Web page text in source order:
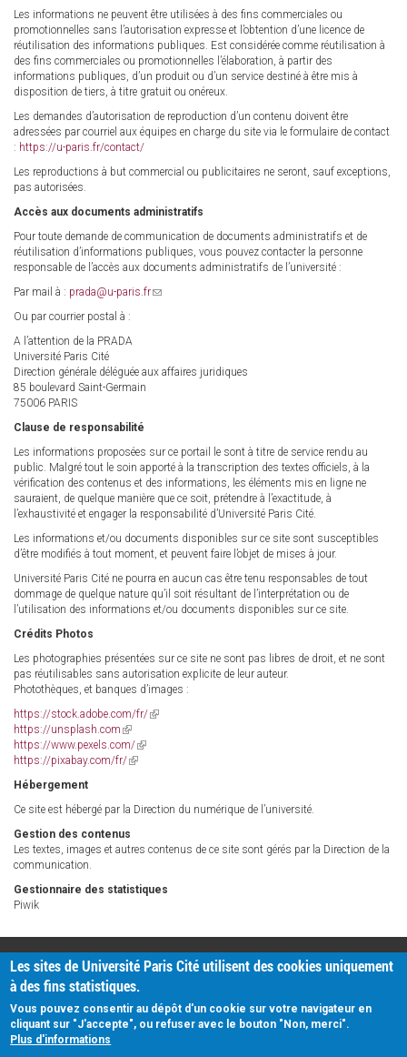
Les informations ne peuvent être utilisées à des fins commerciales ou
promotionnelles sans l’autorisation expresse et l’obtention d’une licence de
réutilisation des informations publiques. Est considérée comme réutilisation à
des fins commerciales ou promotionnelles l’élaboration, à partir des
informations publiques, d’un produit ou d’un service destiné à être mis à
disposition de tiers, à titre gratuit ou onéreux.
Les demandes d’autorisation de reproduction d’un contenu doivent être
adressées par courriel aux équipes en charge du site via le formulaire de contact
: https://u-paris.fr/contact/
Les reproductions à but commercial ou publicitaires ne seront, sauf exceptions,
pas autorisées.
Accès aux documents administratifs
Pour toute demande de communication de documents administratifs et de
réutilisation d’informations publiques, vous pouvez contacter la personne
responsable de l’accès aux documents administratifs de l’université :
Par mail à : prada@u-paris.fr(link
Ou par courrier postal à :
A l’attention de la PRADA
Université Paris Cité
Direction générale déléguée aux affaires juridiques
85 boulevard Saint-Germain
75006 PARIS
Clause de responsabilité
Les informations proposées sur ce portail le sont à titre de service rendu au
public. Malgré tout le soin apporté à la transcription des textes officiels, à la
vérification des contenus et des informations, les éléments mis en ligne ne
sauraient, de quelque manière que ce soit, prétendre à l’exactitude, à
l’exhaustivité et engager la responsabilité d’Université Paris Cité.
Les informations et/ou documents disponibles sur ce site sont susceptibles
d’être modifiés à tout moment, et peuvent faire l’objet de mises à jour.
Université Paris Cité ne pourra en aucun cas être tenu responsables de tout
dommage de quelque nature qu’il soit résultant de l’interprétation ou de
l’utilisation des informations et/ou documents disponibles sur ce site.
Crédits Photos
Les photographies présentées sur ce site ne sont pas libres de droit, et ne sont
pas réutilisables sans autorisation explicite de leur auteur.
Photothèques, et banques d’images :
https://stock.adobe.com/fr/(link
https://unsplash.com (link
is
external)
https://www.pexels.com/(link
is
https://pixabay.com/fr/(link
Hébergement
Ce site est hébergé par la Direction du numérique de l’université.
Gestion des contenus
Les textes, images et autres contenus de ce site sont gérés par la Direction de la
communication.
Gestionnaire des statistiques
Piwik
PRATIQUE
Plan d'accès
Intranet
Mentions légales
Données personnelles
Les sites de Université Paris Cité utilisent des cookies uniquement
à des fins statistiques.
Vous pouvez consentir au dépôt d'un cookie sur votre navigateur en
cliquant sur "J'accepte", ou refuser avec le bouton "Non, merci".
Plus d'informations